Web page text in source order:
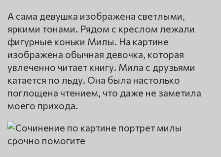
А сама девушка изображена светлыми,
яркими тонами. Рядом с креслом лежали
фигурные коньки Милы. На картине
изображена обычная девочка, которая
увлеченно читает книгу. Мила с друзьями
катается по льду. Она была настолько
поглощена чтением, что даже не заметила
моего прихода.